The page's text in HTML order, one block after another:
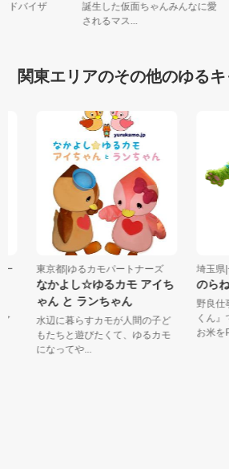
アドバイザ
誕生した仮面ちゃんみんなに愛
されるマス...
関東エリアのその他のゆるキ
東京都|ゆるカモパートナーズ
なかよし☆ゆるカモ アイち
ゃん と ランちゃん
水辺に暮らすカモが人間の子ど
もたちと遊びたくて、ゆるカモ
になってや...
埼玉県|
のらね
野良仕
くん』
お米を